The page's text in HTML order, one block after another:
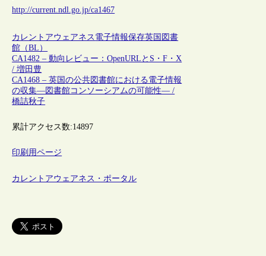
http://current.ndl.go.jp/ca1467
カレントアウェアネス 電子情報保存英国図書
館（BL）
CA1482 – 動向レビュー：OpenURLとS・F・X
/ 増田豊
CA1468 – 英国の公共図書館における電子情報
の収集―図書館コンソーシアムの可能性― /
橋詰秋子
累計アクセス数:14897
印刷用ページ
カレントアウェアネス・ポータル